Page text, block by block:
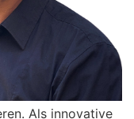
Als innovative